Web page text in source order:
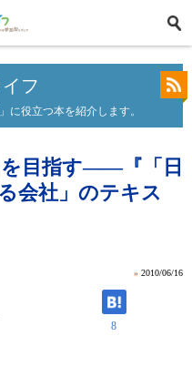
フ
に役立つ本を紹介します。
目指す――『「日
会社」のテキス
» 2010/06/16
8